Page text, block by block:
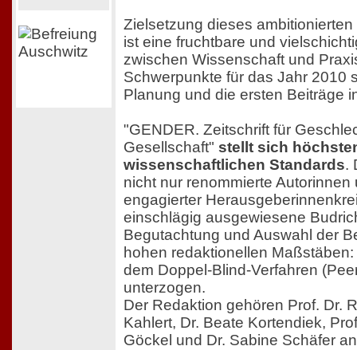
Zielsetzung dieses
ist eine fruchtbare und
zwischen Wissenschaft und
Schwerpunkte für das Jahr 2010
Planung und die ersten Beiträge
"GENDER. Zeitschrift für
Gesellschaft" stellt sich
wissenschaftlichen Standards.
nicht nur renommierte Autorinnen
engagierter
einschlägig ausgewiesene
Begutachtung und Auswahl der
hohen redaktionellen
dem Doppel-Blind-Verfahren
unterzogen.
Der Redaktion gehören Prof. Dr.
Kahlert, Dr. Beate Kortendiek,
Göckel und Dr. Sabine Schäfer